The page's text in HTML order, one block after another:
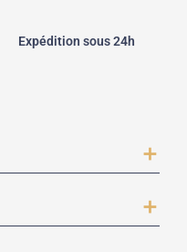
Expédition sous 24h
add
add